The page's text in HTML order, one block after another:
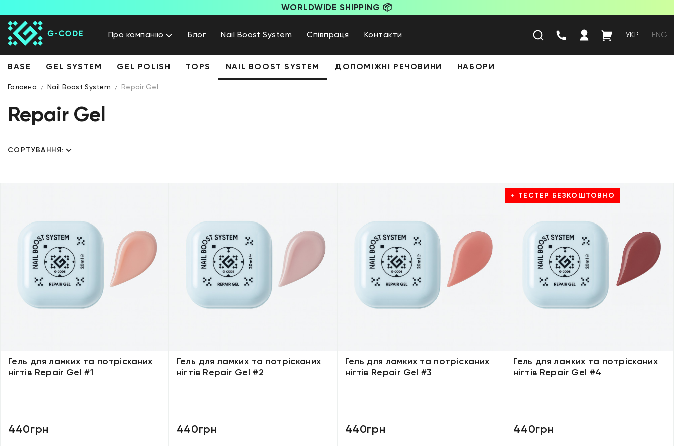
WORLDWIDE SHIPPING 📦
Про компанію Блог Nail Boost System Співпраця Контакти УКР ENG
BASE GEL SYSTEM GEL POLISH TOPS NAIL BOOST SYSTEM ДОПОМІЖНІ РЕЧОВИНИ НАБОРИ
Головна Nail Boost System Repair Gel
Repair Gel
СОРТУВАННЯ:
Гель для ламких та потрісканих
нігтів Repair Gel #1
440грн
Гель для ламких та потрісканих
нігтів Repair Gel #2
440грн
Гель для ламких та потрісканих
нігтів Repair Gel #3
440грн
+ ТЕСТЕР БЕЗКОШТОВНО
Гель для ламких та потрісканих
нігтів Repair Gel #4
440грн